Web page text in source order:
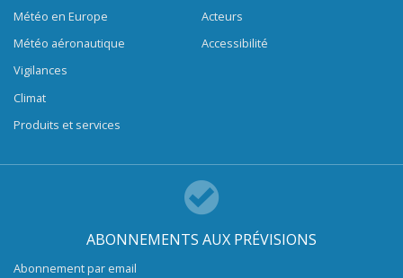
Météo en Europe
Météo aéronautique
Vigilances
Climat
Produits et services
Acteurs
Accessibilité
ABONNEMENTS AUX PRÉVISIONS
Abonnement par email